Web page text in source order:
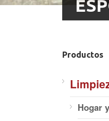
Productos
Hogar